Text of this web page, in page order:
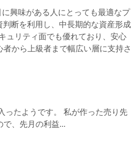
興味がある人にとっても最適なプ
断を利用し、中長期的な資産形成
ュリティ面でも優れており、安心
から上級者まで幅広い層に支持さ
ったようです。 私が作った売り先
、先月の利益...